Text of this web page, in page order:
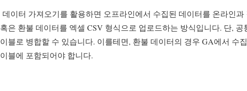
데이터 가져오기를 활용하면 오프라인에서 수집된 데이터를 온라인
혹은 환불 데이터를 엑셀 CSV 형식으로 업로드하는 방식입니다. 단,
이블로 병합할 수 있습니다. 이를테면, 환불 데이터의 경우 GA에서 수
이블에 포함되어야 합니다.